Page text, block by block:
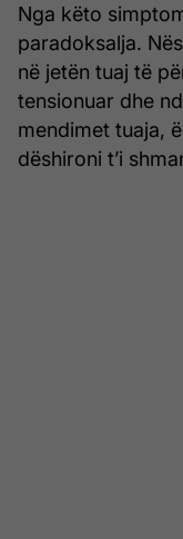
Nga këto
paradoksalja.
në jetën tuaj të
tensionuar dhe
mendimet tuaja,
dëshironi t’i